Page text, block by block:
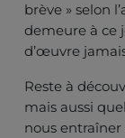
brève » selon
demeure à ce
d’œuvre
Reste à
mais aussi
nous